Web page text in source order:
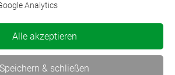
beim BWV
Analytics
Alle akzeptieren
Speichern & schließen